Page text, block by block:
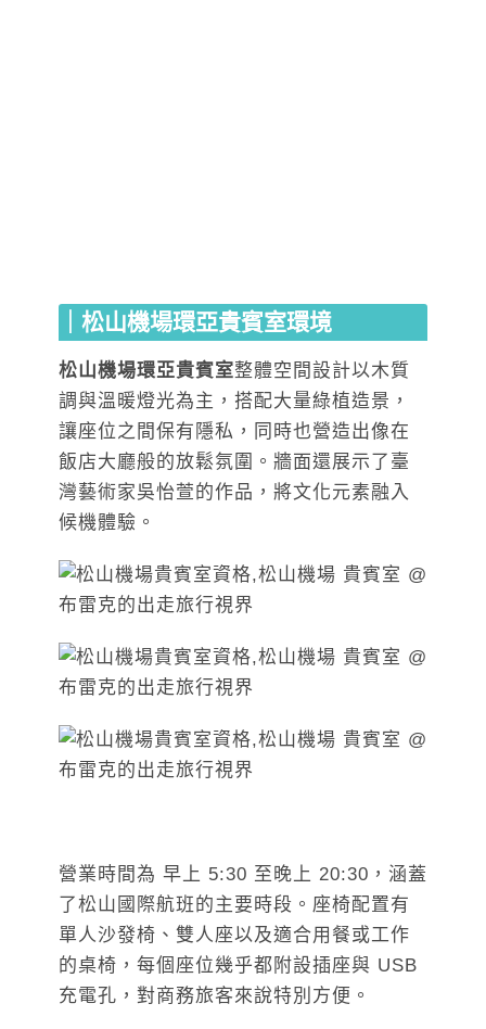
｜松山機場環亞貴賓室環境
松山機場環亞貴賓室整體空間設計以木質
調與溫暖燈光為主，搭配大量綠植造景，
讓座位之間保有隱私，同時也營造出像在
飯店大廳般的放鬆氛圍。牆面還展示了臺
灣藝術家吳怡萱的作品，將文化元素融入
候機體驗。
營業時間為 早上 5:30 至晚上 20:30，涵蓋
了松山國際航班的主要時段。座椅配置有
單人沙發椅、雙人座以及適合用餐或工作
的桌椅，每個座位幾乎都附設插座與 USB
充電孔，對商務旅客來說特別方便。